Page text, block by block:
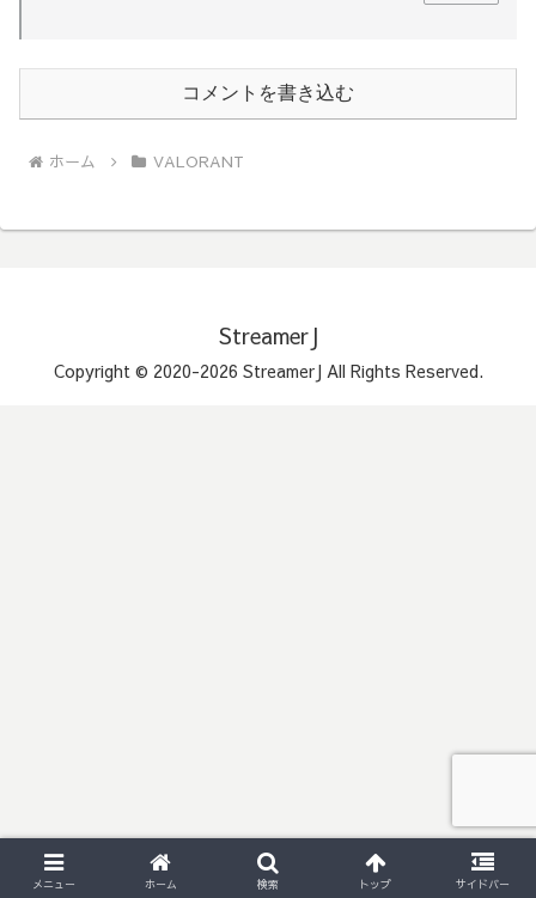
コメントを書き込む
ホーム VALORANT
StreamerJ
Copyright © 2020-2026 StreamerJ All Rights Reserved.
メニュー ホーム 検索 トップ サイドバー